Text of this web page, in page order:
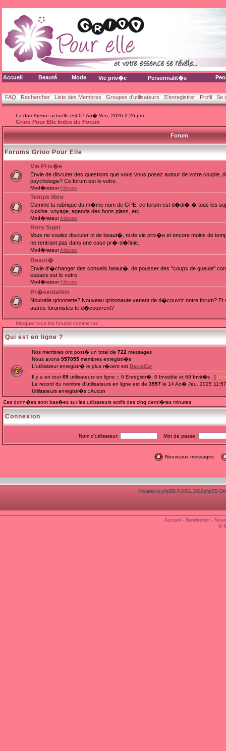
Accueil Beauté Mode Vie priv�e Personnalit�s
FAQ Rechercher Liste des Membres Groupes d'utilisateurs S'enregistrer Profil Se
La date/heure actuelle est 07 Ao� Ven, 2026 2:26 pm
Grioo Pour Elle Index du Forum
Forum
Forums Grioo Pour Elle
Vie Priv�e
Envie de discuter des questions que vous vous posez autour de votre
psychologie? Ce forum est le votre.
Mod�rateurAltesse
Temps libre
Comme la rubrique du m�me nom de GPE, ce forum est d�di� � tous les
cuisine, voyage, agenda des bons plans, etc...
Mod�rateurAltesse
Hors Sujet
Vous ne voulez discuter ni de beaut�, ni de vie priv�e et encore moins de
ne rentrant pas dans une case pr�-d�finie.
Mod�rateurAltesse
Beaut�
Envie d'�changer des conseils beaut�, de pousser des "coups de gueule"
espace est le votre
Mod�rateurAltesse
Pr�sentation
Nouvelle grioonette? Nouveau grioonaute venant de d�couvrir notre forum?
autres forumistes te d�couvrent?
Marquer tous les forums comme lus
Qui est en ligne ?
Nos membres ont post� un total de 722 messages
Nous avons 957055 membres enregistr�s
L'utilisateur enregistr� le plus r�cent est DaciaCur
Il y a en tout 69 utilisateurs en ligne :: 0 Enregistr�, 0 Invisible et 69 Invit�s [
Le record du nombre d'utilisateurs en ligne est de 3957 le 14 Ao� Jeu, 2025
Utilisateurs enregistr�s : Aucun
Ces donn�es sont bas�es sur les utilisateurs actifs des cinq derni�res minutes
Connexion
Nom d'utilisateur: Mot de passe:
Nouveaux messages
Powered byphpBB© 2001, 2002 phpBB
Accueil- Newsletter-
©